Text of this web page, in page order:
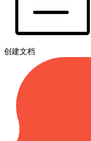
创建文档